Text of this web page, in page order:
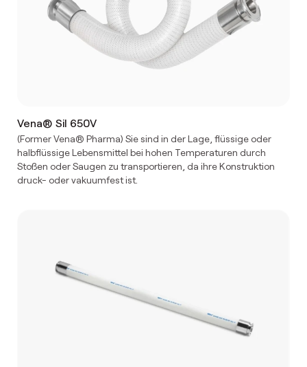
Vena® Sil 650V
(Former Vena® Pharma) Sie sind in der Lage, flüssige oder
halbflüssige Lebensmittel bei hohen Temperaturen durch
Stoßen oder Saugen zu transportieren, da ihre Konstruktion
druck- oder vakuumfest ist.